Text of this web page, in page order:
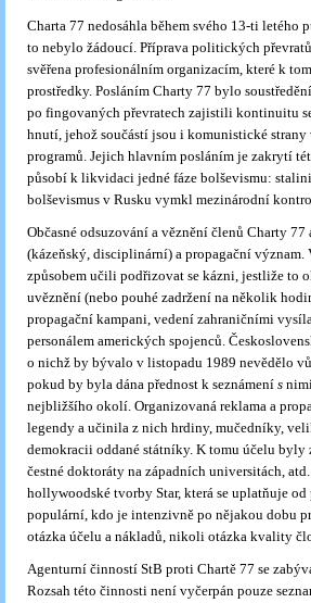
Charta 77 nedosáhla během svého 13-ti
to nebylo žádoucí. Příprava politických
svěřena profesionálním organizacím, které k
prostředky. Posláním Charty 77 bylo
po fingovaných převratech zajistili kontinuitu
hnutí, jehož součástí jsou i komunistické
programů. Jejich hlavním posláním je zakrytí
působí k likvidaci jedné fáze bolševismu:
bolševismus v Rusku vymkl mezinárodní
Občasné odsuzování a věznění členů Charty
(kázeňský, disciplinární) a propagační
způsobem učili podřizovat se kázni, jestliže to
uvěznění (nebo pouhé zadržení na několik
propagační kampani, vedení zahraničními
personálem amerických spojenců.
o nichž by bývalo v listopadu 1989 nevědělo
pokud by byla dána přednost k seznámení s
nejbližšího okolí. Organizovaná reklama a
legendy a učinila z nich hrdiny, mučedníky,
demokracii oddané státníky. K tomu účelu
čestné doktoráty na západních universi­tách,
hollywoodské tvorby Star, která se uplatňuje
populární, kdo je intenzivně po nějakou dobu
otázka účelu a nákladů, nikoli otázka kvality
Agenturní činností StB proti Chartě 77 se
Rozsah této činnosti není vyčerpán pouze